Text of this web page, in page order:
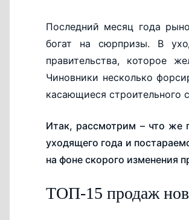
Последний месяц года
богат на сюрпризы. В
правительства, которое
Чиновники несколько
касающиеся строительного
Итак, рассмотрим – что же
уходящего года и
на фоне скорого изменения
ТОП-15 продаж